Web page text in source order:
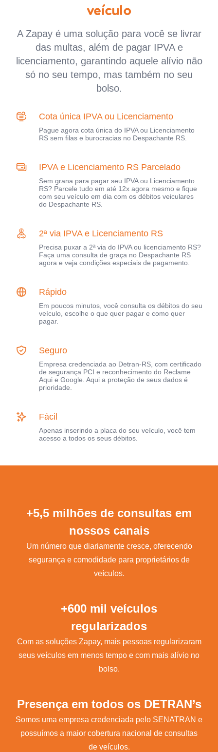
veículo
A Zapay é uma solução para você se livrar
das multas, além de pagar IPVA e
licenciamento, garantindo aquele alívio não
só no seu tempo, mas também no seu
bolso.
Cota única IPVA ou Licenciamento
Pague agora cota única do IPVA ou Licenciamento
RS sem filas e burocracias no Despachante RS.
IPVA e Licenciamento RS Parcelado
Sem grana para pagar seu IPVA ou Licenciamento
RS? Parcele tudo em até 12x agora mesmo e fique
com seu veículo em dia com os débitos veiculares
do Despachante RS.
2ª via IPVA e Licenciamento RS
Precisa puxar a 2ª via do IPVA ou licenciamento RS?
Faça uma consulta de graça no Despachante RS
agora e veja condições especiais de pagamento.
Rápido
Em poucos minutos, você consulta os débitos do seu
veículo, escolhe o que quer pagar e como quer
pagar.
Seguro
Empresa credenciada ao Detran-RS, com certificado
de segurança PCI e reconhecimento do Reclame
Aqui e Google. Aqui a proteção de seus dados é
prioridade.
Fácil
Apenas inserindo a placa do seu veículo, você tem
acesso a todos os seus débitos.
+5,5 milhões de consultas em
nossos canais
Um número que diariamente cresce, oferecendo
segurança e comodidade para proprietários de
veículos.
+600 mil veículos
regularizados
Com as soluções Zapay, mais pessoas regularizaram
seus veículos em menos tempo e com mais alívio no
bolso.
Presença em todos os DETRAN’s
Somos uma empresa credenciada pelo SENATRAN e
possuímos a maior cobertura nacional de consultas
de veículos.